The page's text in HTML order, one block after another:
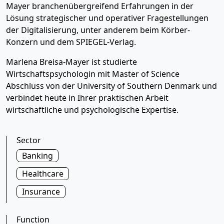
Mayer branchenübergreifend Erfahrungen in der
Lösung strategischer und operativer Fragestellungen
der Digitalisierung, unter anderem beim Körber-
Konzern und dem SPIEGEL-Verlag.
Marlena Breisa-Mayer ist studierte
Wirtschaftspsychologin mit Master of Science
Abschluss von der University of Southern Denmark und
verbindet heute in Ihrer praktischen Arbeit
wirtschaftliche und psychologische Expertise.
Sector
Banking
Healthcare
Insurance
Function